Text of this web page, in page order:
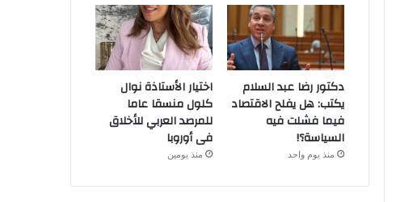
دكتور رضا عبد السلام
يكتب: هل يفلح الاقتصاد
فيما فشلت فيه
السياسة؟!
منذ يوم واحد
اختيار الأستاذة نوال
كلول منسقا عاما
للمرصد العربي للأخلاق
فى أوروبا
منذ يومين